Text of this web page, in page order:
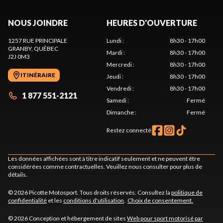
NOUS JOINDRE
1257 RUE PRINCIPALE
GRANBY, QUÉBEC
J2J 0M3
ITINÉRAIRE
1 877 551-2121
HEURES D'OUVERTURE
Lundi:
8h30 - 17h00
Mardi:
8h30 - 17h00
Mercredi:
8h30 - 17h00
Jeudi:
8h30 - 17h00
Vendredi:
8h30 - 17h00
Samedi:
Fermé
Dimanche: Fermé
Restez connecté
Les données affichées sont à titre indicatif seulement et ne peuvent être
considérées comme contractuelles. Veuillez nous consulter pour plus de
détails.
© 2026 Picotte Motosport. Tous droits réservés. Consultez la politique de
confidentialité et les conditions d'utilisation Choix de consentement.
© 2026 Conception et hébergement de sites Web pour sport motorisé par